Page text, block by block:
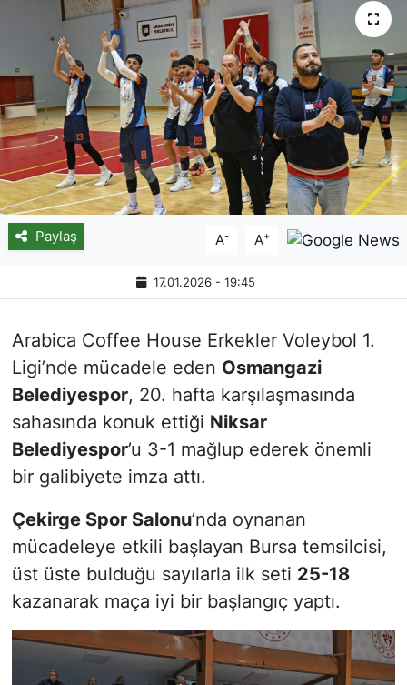
Paylaş A- A+
17.01.2026 - 19:45
Arabica Coffee House Erkekler Voleybol 1.
Ligi’nde mücadele eden Osmangazi
Belediyespor, 20. hafta karşılaşmasında
sahasında konuk ettiği Niksar
Belediyespor’u 3-1 mağlup ederek önemli
bir galibiyete imza attı.
Çekirge Spor Salonu’nda oynanan
mücadeleye etkili başlayan Bursa temsilcisi,
üst üste bulduğu sayılarla ilk seti 25-18
kazanarak maça iyi bir başlangıç yaptı.